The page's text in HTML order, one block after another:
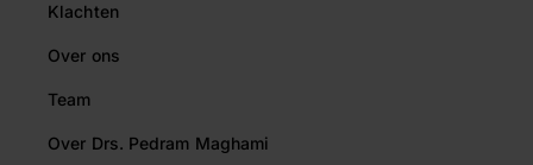
Klachten
Over ons
Team
Over Drs. Pedram Maghami